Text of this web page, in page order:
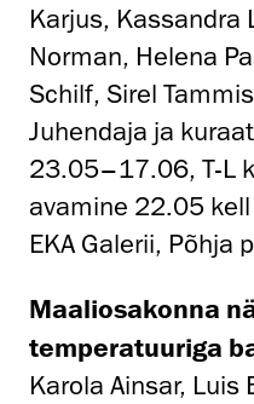
Karjus, Kassandra
Norman, Helena
Schilf, Sirel
Juhendaja ja
23.05–17.06, T-L
avamine 22.05
EKA Galerii, Põhja
Maaliosakonna
temperatuuriga
Karola Ainsar, Luis